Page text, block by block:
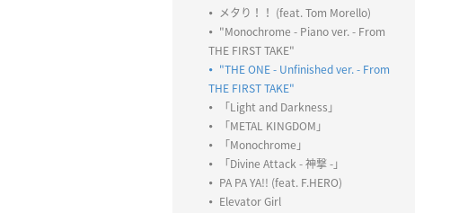
メタり！！ (feat. Tom Morello)
"Monochrome - Piano ver. - From
THE FIRST TAKE"
"THE ONE - Unfinished ver. - From
THE FIRST TAKE"
「Light and Darkness」
「METAL KINGDOM」
「Monochrome」
「Divine Attack - 神撃 -」
PA PA YA!! (feat. F.HERO)
Elevator Girl